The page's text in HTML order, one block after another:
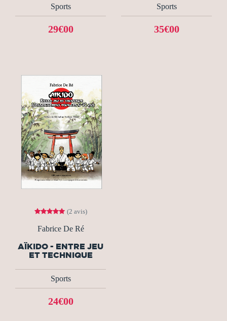
Sports
29€00
Sports
35€00
(2 avis)
Fabrice De Ré
AÏKIDO - ENTRE JEU
ET TECHNIQUE
Sports
24€00